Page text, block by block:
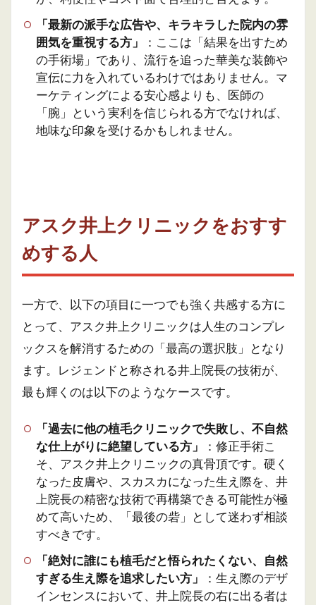
「最新の派手な広告や、キラキラした院内の雰
囲気を重視する方」
：ここは「結果を出すため
の手術場」であり、流行を追った華美な装飾や
宣伝に力を入れているわけではありません。マ
ーケティングによる安心感よりも、医師の
「腕」という実利を信じられる方でなければ、
地味な印象を受けるかもしれません。
アスク井上クリニックをおすす
めする人
一方で、以下の項目に一つでも強く共感する方に
とって、アスク井上クリニックは人生のコンプレ
ックスを解消するための「最高の選択肢」となり
ます。レジェンドと称される井上院長の技術が、
最も輝くのは以下のようなケースです。
「過去に他の植毛クリニックで失敗し、不自然
な仕上がりに絶望している方」
：修正手術こ
そ、アスク井上クリニックの真骨頂です。硬く
なった皮膚や、スカスカになった生え際を、井
上院長の精密な技術で再構築できる可能性が極
めて高いため、「最後の砦」として迷わず相談
すべきです。
「絶対に誰にも植毛だと悟られたくない、自然
すぎる生え際を追求したい方」
：生え際のデザ
インセンスにおいて、井上院長の右に出る者は